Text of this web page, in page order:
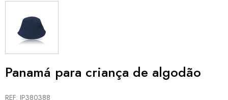
Panamá para criança de algodão
REF: IP380388